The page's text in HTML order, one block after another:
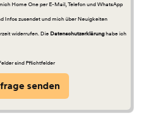
Home One per E-Mail, Telefon und WhatsApp
Infos zusendet und mich über Neuigkeiten
widerrufen. DieDatenschutzerklärunghabe ich
sind Pflichtfelder